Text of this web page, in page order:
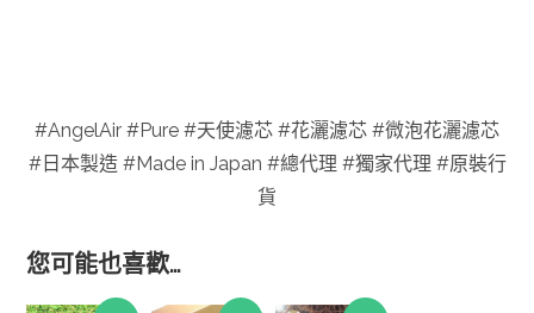
#AngelAir #Pure #天使濾芯 #花灑濾芯 #微泡花灑濾芯
#日本製造#Made in Japan #總代理 #獨家代理 #原裝行
貨
您可能也喜歡…